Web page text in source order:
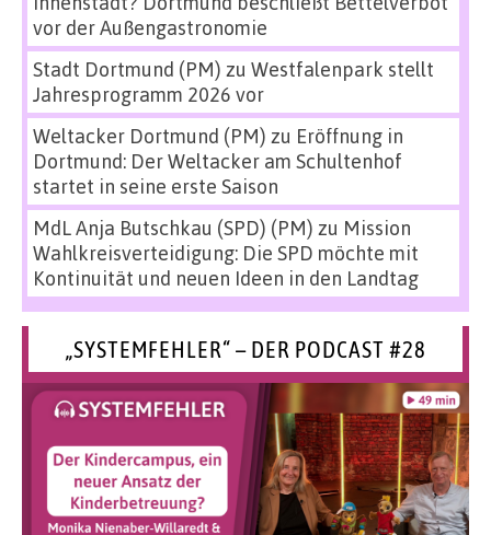
vor der Außengastronomie
Stadt Dortmund (PM) zu Westfalenpark stellt
Jahresprogramm 2026 vor
Weltacker Dortmund (PM) zu Eröffnung in
Dortmund: Der Weltacker am Schultenhof
startet in seine erste Saison
MdL Anja Butschkau (SPD) (PM) zu Mission
Wahlkreisverteidigung: Die SPD möchte mit
Kontinuität und neuen Ideen in den Landtag
„SYSTEMFEHLER“ – DER PODCAST #28